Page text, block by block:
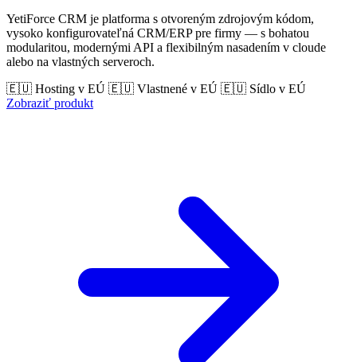
YetiForce CRM je platforma s otvoreným zdrojovým kódom,
vysoko konfigurovateľná CRM/ERP pre firmy — s bohatou
modularitou, modernými API a flexibilným nasadením v cloude
alebo na vlastných serveroch.
🇪🇺 Hosting v EÚ 🇪🇺 Vlastnené v EÚ 🇪🇺 Sídlo v EÚ
Zobraziť produkt